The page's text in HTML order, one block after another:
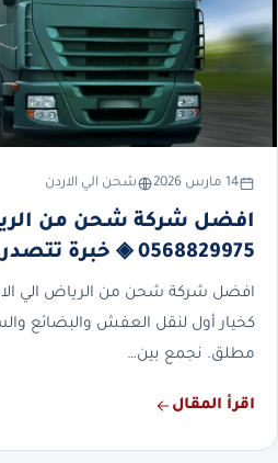
14 مارس 2026 شحن الي الاردن
افضل شركة شحن من
0568829975 ◈ خبرة تتصدر الواجهة
افضل شركة شحن من الرياض الي
كخيار أول لنقل العفش والبضائع
مطلق. نجمع بين…
اقرأ المقال